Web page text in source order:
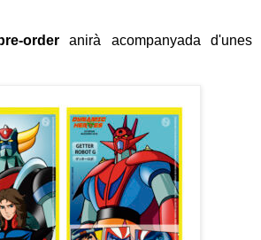
order anirà acompanyada d'unes